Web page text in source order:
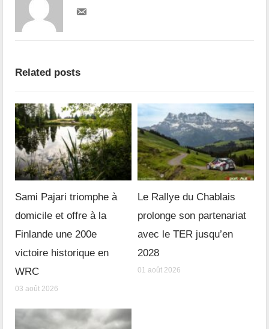
Related posts
Sami Pajari triomphe à
domicile et offre à la
Finlande une 200e
victoire historique en
WRC
03 août 2026
Le Rallye du Chablais
prolonge son partenariat
avec le TER jusqu’en
2028
01 août 2026